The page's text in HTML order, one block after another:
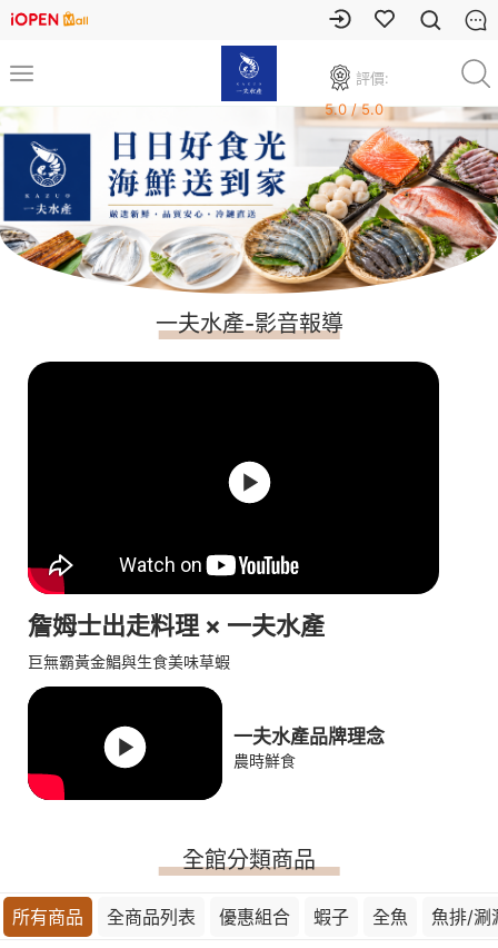
評價:
5.0 / 5.0
一夫水產-影音報導
詹姆士出走料理 × 一夫水產
巨無霸黃金鯧與生食美味草蝦
一夫水產品牌理念
農時鮮食
全館分類商品
所有商品 全商品列表 優惠組合 蝦子 全魚 魚排/涮